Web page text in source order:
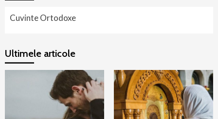
Cuvinte Ortodoxe
Ultimele articole